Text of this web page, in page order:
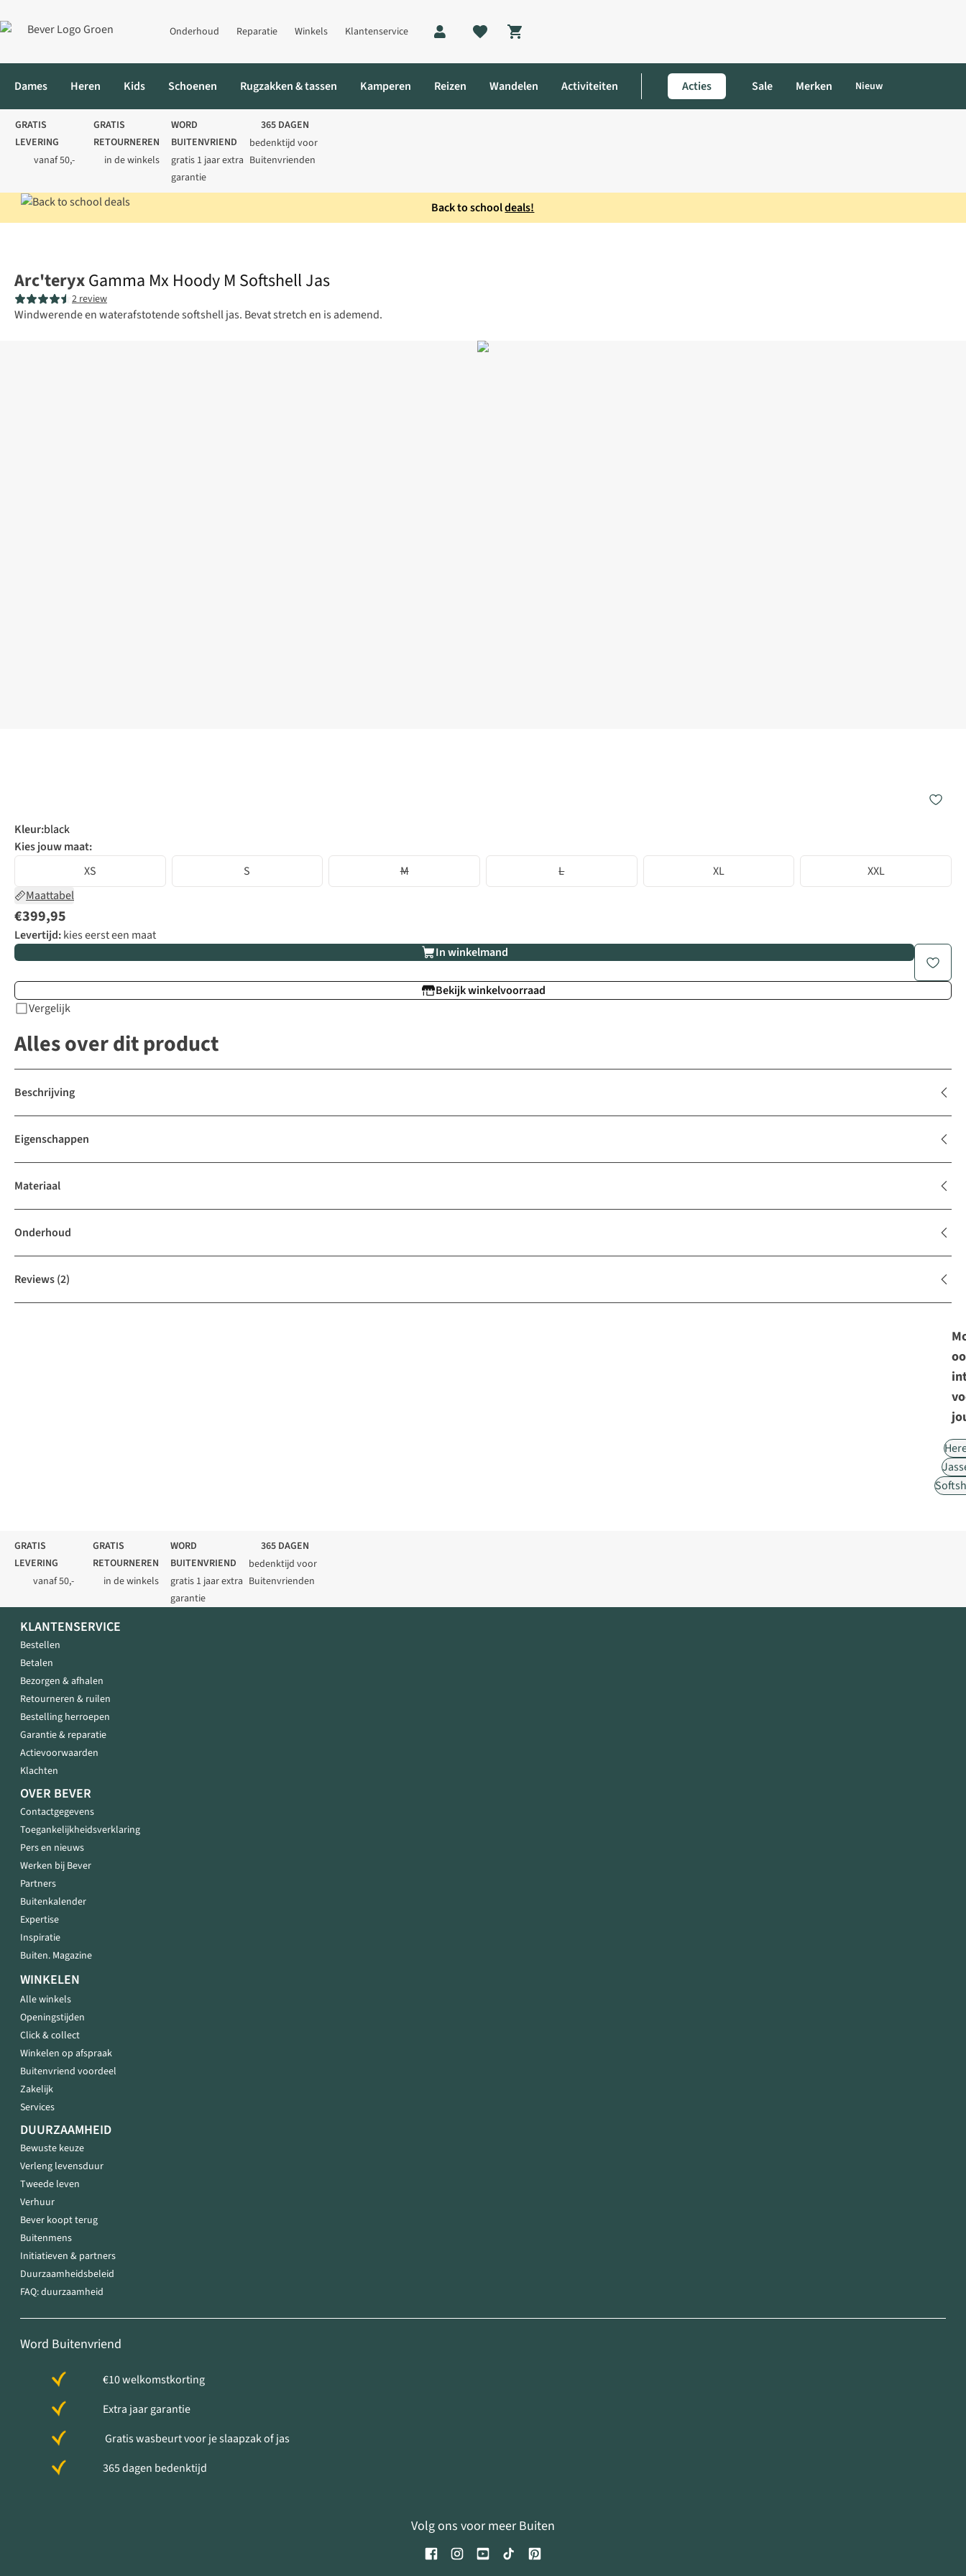
Onderhoud Reparatie Winkels Klantenservice
Shopping cart
Dames Heren Kids Schoenen Rugzakken & tassen Kamperen Reizen Wandelen Activiteiten Acties Sale Merken Nieuw
GRATIS
LEVERING
vanaf 50,-
GRATIS
RETOURNEREN
in de winkels
WORD
BUITENVRIEND
gratis 1 jaar extra
garantie
365 DAGEN
bedenktijd voor
Buitenvrienden
Back to schooldeals!
Arc'teryxGamma Mx Hoody M Softshell Jas
2 review
Windwerende en waterafstotende softshell jas. Bevat stretch en is ademend.
Kleur:black
Kies jouw maat:
XS
S M L XL
XXL
Maattabel
€399,95
Levertijd:kies eerst een maat
In winkelmand
Bekijk winkelvoorraad
Vergelijk
Alles over dit product
Beschrijving
Eigenschappen
Materiaal
Onderhoud
Reviews(2)
GRATIS
LEVERING
vanaf 50,-
GRATIS
RETOURNEREN
in de winkels
WORD
BUITENVRIEND
gratis 1 jaar extra
garantie
365 DAGEN
bedenktijd voor
Buitenvrienden
KLANTENSERVICE
Bestellen
Betalen
Bezorgen & afhalen
Retourneren & ruilen
Bestelling herroepen
Garantie & reparatie
Actievoorwaarden
Klachten
OVER BEVER
Contactgegevens
Toegankelijkheidsverklaring
Pers en nieuws
Werken bij Bever
Partners
Buitenkalender
Expertise
Inspiratie
Buiten. Magazine
WINKELEN
Alle winkels
Openingstijden
Click & collect
Winkelen op afspraak
Buitenvriend voordeel
Zakelijk
Services
DUURZAAMHEID
Bewuste keuze
Verleng levensduur
Tweede leven
Verhuur
Bever koopt terug
Buitenmens
Initiatieven & partners
Duurzaamheidsbeleid
FAQ: duurzaamheid
Word Buitenvriend
€10 welkomstkorting
Extra jaar garantie
Gratis wasbeurt voor je slaapzak of jas
365 dagen bedenktijd
Volg ons voor meer Buiten